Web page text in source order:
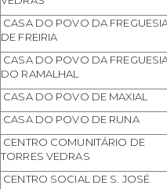
CASA DO POVO DA
DE FREIRIA
CASA DO POVO DA
DO RAMALHAL
CASA DO POVO DE MAXIAL
CASA DO POVO DE RUNA
CENTRO COMUNITÁRIO DE
TORRES VEDRAS
CENTRO SOCIAL DE S. JOSÉ